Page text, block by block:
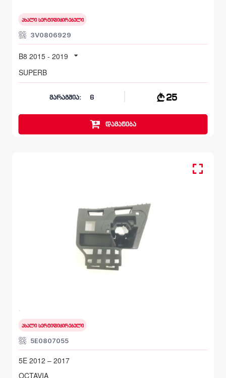
ახალი სერტიფიცირებული
3V0806929
B8 2015 - 2019
SUPERB
მარაგშია: 6 25
დამატება
5E 2012 – 2017
ახალი სერტიფიცირებული
5E0807055
5E 2012 – 2017
OCTAVIA